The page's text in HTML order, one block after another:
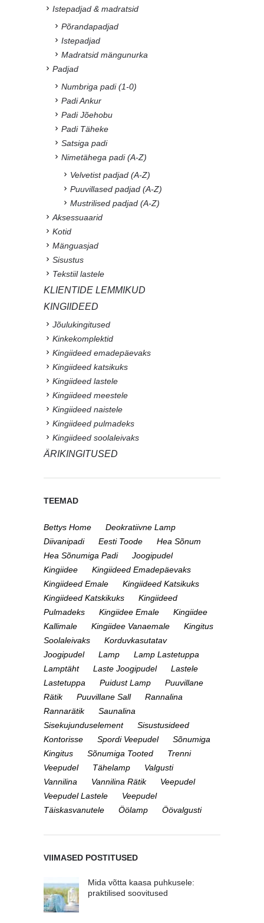
Istepadjad & madratsid
Põrandapadjad
Istepadjad
Madratsid mängunurka
Padjad
Numbriga padi (1-0)
Padi Ankur
Padi Jõehobu
Padi Täheke
Satsiga padi
Nimetähega padi (A-Z)
Velvetist padjad (A-Z)
Puuvillased padjad (A-Z)
Mustrilised padjad (A-Z)
Aksessuaarid
Kotid
Mänguasjad
Sisustus
Tekstiil lastele
KLIENTIDE LEMMIKUD
KINGIIDEED
Jõulukingitused
Kinkekomplektid
Kingiideed emadepäevaks
Kingiideed katsikuks
Kingiideed lastele
Kingiideed meestele
Kingiideed naistele
Kingiideed pulmadeks
Kingiideed soolaleivaks
ÄRIKINGITUSED
TEEMAD
Bettys Home
Deokratiivne Lamp
Diivanipadi
Eesti Toode
Hea Sõnum
Hea Sõnumiga Padi
Joogipudel
Kingiidee
Kingiideed Emadepäevaks
Kingiideed Emale
Kingiideed Katsikuks
Kingiideed Katskikuks
Kingiideed
Pulmadeks
Kingiidee Emale
Kingiidee
Kallimale
Kingiidee Vanaemale
Kingitus
Soolaleivaks
Korduvkasutatav
Joogipudel
Lamp
Lamp Lastetuppa
Lamptäht
Laste Joogipudel
Lastele
Lastetuppa
Puidust Lamp
Puuvillane
Rätik
Puuvillane Sall
Rannalina
Rannarätik
Saunalina
Sisekujunduselement
Sisustusideed
Kontorisse
Spordi Veepudel
Sõnumiga
Kingitus
Sõnumiga Tooted
Trenni
Veepudel
Tähelamp
Valgusti
Vannilina
Vannilina Rätik
Veepudel
Veepudel Lastele
Veepudel
Täiskasvanutele
Öölamp Öövalgusti
VIIMASED POSTITUSED
Mida võtta kaasa puhkusele:
praktilised soovitused